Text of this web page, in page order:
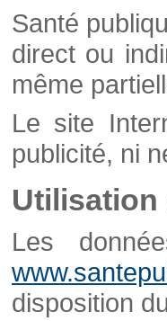
Santé
direct ou
même
Le site
publicité, ni
Utilisation
Les
disposition